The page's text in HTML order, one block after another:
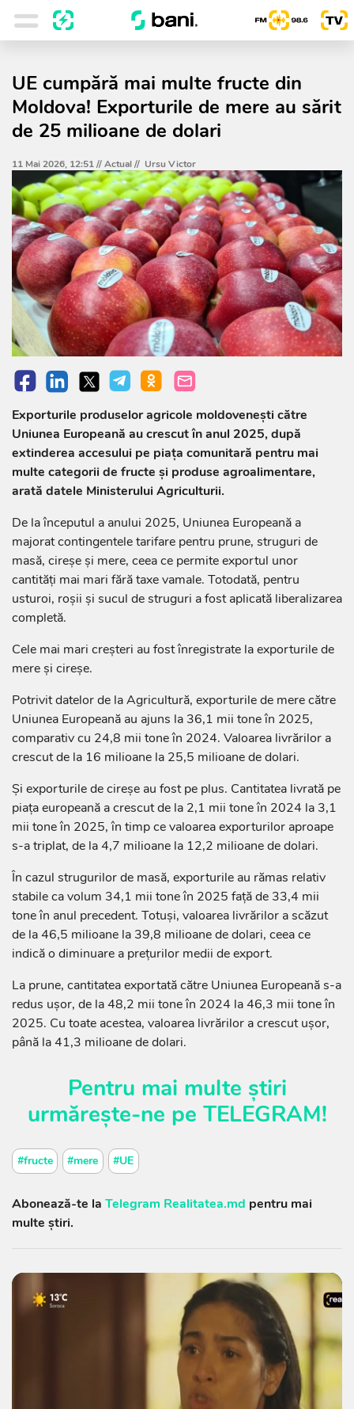
UE cumpără mai multe fructe din
Moldova! Exporturile de mere au sărit
de 25 milioane de dolari
11 Mai 2026, 12:51 //Actual// Ursu Victor
Exporturile produselor agricole moldovenești către
Uniunea Europeană au crescut în anul 2025, după
extinderea accesului pe piața comunitară pentru mai
multe categorii de fructe și produse agroalimentare,
arată datele Ministerului Agriculturii.
De la începutul a anului 2025, Uniunea Europeană a
majorat contingentele tarifare pentru prune, struguri de
masă, cireșe și mere, ceea ce permite exportul unor
cantități mai mari fără taxe vamale. Totodată, pentru
usturoi, roșii și sucul de struguri a fost aplicată liberalizarea
completă.
Cele mai mari creșteri au fost înregistrate la exporturile de
mere și cireșe.
Potrivit datelor de la Agricultură, exporturile de mere către
Uniunea Europeană au ajuns la 36,1 mii tone în 2025,
comparativ cu 24,8 mii tone în 2024. Valoarea livrărilor a
crescut de la 16 milioane la 25,5 milioane de dolari.
Și exporturile de cireșe au fost pe plus. Cantitatea livrată pe
piața europeană a crescut de la 2,1 mii tone în 2024 la 3,1
mii tone în 2025, în timp ce valoarea exporturilor aproape
s-a triplat, de la 4,7 milioane la 12,2 milioane de dolari.
În cazul strugurilor de masă, exporturile au rămas relativ
stabile ca volum 34,1 mii tone în 2025 față de 33,4 mii
tone în anul precedent. Totuși, valoarea livrărilor a scăzut
de la 46,5 milioane la 39,8 milioane de dolari, ceea ce
indică o diminuare a prețurilor medii de export.
La prune, cantitatea exportată către Uniunea Europeană s-a
redus ușor, de la 48,2 mii tone în 2024 la 46,3 mii tone în
2025. Cu toate acestea, valoarea livrărilor a crescut ușor,
până la 41,3 milioane de dolari.
Pentru mai multe știri
urmărește-ne pe TELEGRAM!
#fructe #mere #UE
Abonează-te la Telegram Realitatea.md pentru mai
multe știri.